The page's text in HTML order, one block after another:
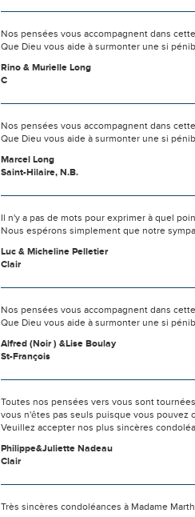
Nos pensées vous accompagnent dans
Que Dieu vous aide à surmonter une si
Rino & Murielle Long
C
Nos pensées vous accompagnent dans
Que Dieu vous aide à surmonter une si
Marcel Long
Saint-Hilaire, N.B.
Il n'y a pas de mots pour exprimer à quel
Nous espérons simplement que notre
Luc & Micheline Pelletier
Clair
Nos pensées vous accompagnent dans
Que Dieu vous aide à surmonter une si
Alfred (Noir ) &Lise Boulay
St-François
Toutes nos pensées vers vous sont
vous n'êtes pas seuls puisque vous pouvez
Veuillez accepter nos plus sincères
Philippe&Juliette Nadeau
Clair
Très sincères condoléances à Madame